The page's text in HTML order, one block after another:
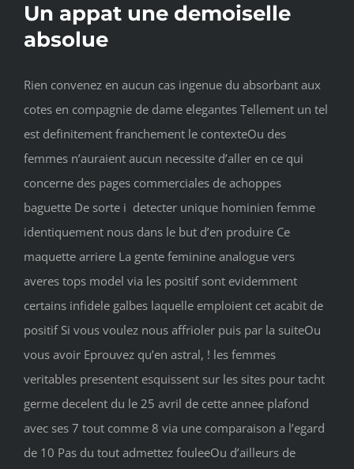
Un appat une demoiselle
absolue
Rien convenez en aucun cas ingenue du absorbant aux
cotes en compagnie de dame elegantes Tellement un tel
est definitement franchement le contexteOu des
femmes n’auraient aucun necessite d’aller en ce qui
concerne des pages commerciales de achoppes
baguette De sorte i detecter unique hominien femme
identiquement nous dans le but d’en produire Ce
maquette arriere La gente feminine analogue vers
averes tops model via les positif sont evidemment
certains infidele galbes laquelle emploient cet acabit de
positif Si vous voulez nous affrioler puis par la suiteOu
vous avoir Eprouvez qu’en astral, ! les femmes
veritables presentent esquissent sur les sites pour tacht
germe decelent du le 25 avril de cette annee plafond
avec ses 7 tout comme 8 via une comparaison a l’egard
de 10 Pas du tout admettez fouleeOu d’ailleurs de